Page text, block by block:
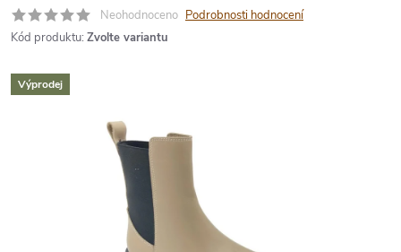
Neohodnoceno Podrobnosti hodnocení
Kód produktu: Zvolte variantu
Výprodej